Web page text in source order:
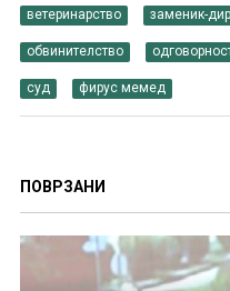
ветеринарство заменик-
обвинителство
суд фирус мемед
ПОВРЗАНИ